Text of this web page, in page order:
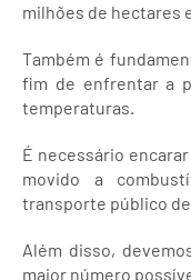
milhões de hectares
Também é
fim de enfrentar a
temperaturas.
É necessário
movido a
transporte público
Além disso,
maior número